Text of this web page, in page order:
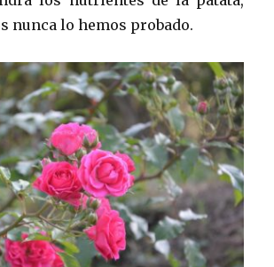
nunca lo hemos probado.